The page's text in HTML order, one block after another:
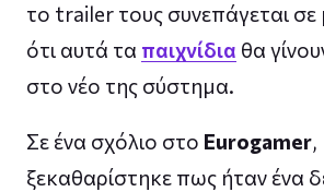
το trailer τους συνεπάγεται
ότι αυτά τα παιχνίδια θα
στο νέο της σύστημα.
Σε ένα σχόλιο στο Eurogamer,
ξεκαθαρίστηκε πως ήταν ένα